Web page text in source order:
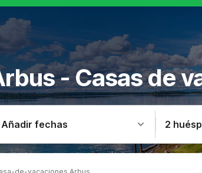
- Casas de
Añadir fechas 2